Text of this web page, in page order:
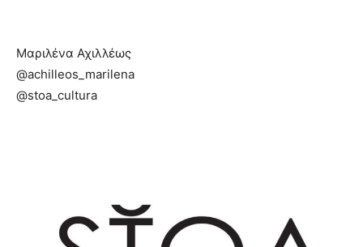
Μαριλένα Αχιλλέως
@achilleos_marilena
@stoa_cultura